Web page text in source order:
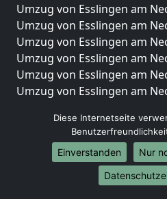
Umzug von Esslingen am
Umzug von Esslingen am
Umzug von Esslingen am
Umzug von Esslingen am
Umzug von Esslingen am
Umzug von Esslingen am
Umzüge-
Umzug von Esslingen am
Umzug von Esslingen am
Umzug von Esslingen am
Diese Internetseite
Einverstanden
Nur